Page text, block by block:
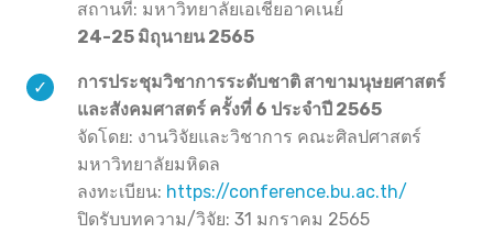
สถานที่: มหาวิทยาลัยเอเชียอาคเนย์
24-25 มิถุนายน 2565
การประชุมวิชาการระดับชาติ สาขามนุษยศาสตร์
และสังคมศาสตร์ ครั้งที่ 6 ประจำปี 2565
จัดโดย: งานวิจัยและวิชาการ คณะศิลปศาสตร์
มหาวิทยาลัยมหิดล
ลงทะเบียน: https://conference.bu.ac.th/
ปิดรับบทความ/วิจัย: 31 มกราคม 2565